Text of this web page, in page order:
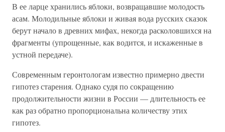
В ее ларце хранились яблоки, возвращавшие молодость
асам. Молодильные яблоки и живая вода русских сказок
берут начало в древних мифах, некогда расколовшихся на
фрагменты (упрощенные, как водится, и искаженные в
устной передаче).
Современным геронтологам известно примерно двести
гипотез старения. Однако судя по сокращению
продолжительности жизни в России — длительность ее
как раз обратно пропорциональна количеству этих
гипотез.